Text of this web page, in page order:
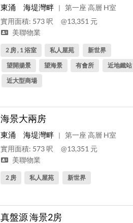
東涌 海堤灣畔 |
第一座 高層 H室
實用面積: 573 呎
@13,351 元
美聯物業
2 房 , 1 浴室 私人屋苑
新世界
望開揚景
望海景 有會所
近地鐵站
近大型商場
海景大兩房
東涌 海堤灣畔 |
第一座 高層 H室
實用面積: 573 呎
@13,351 元
美聯物業
2 房 私人屋苑 新世界
真盤源 海景2房